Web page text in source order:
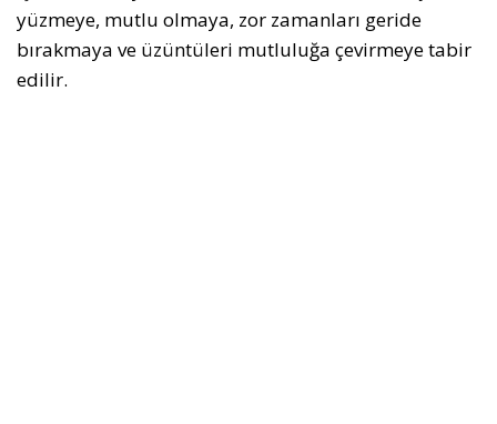
yüzmeye, mutlu olmaya, zor zamanları geride
bırakmaya ve üzüntüleri mutluluğa çevirmeye tabir
edilir.